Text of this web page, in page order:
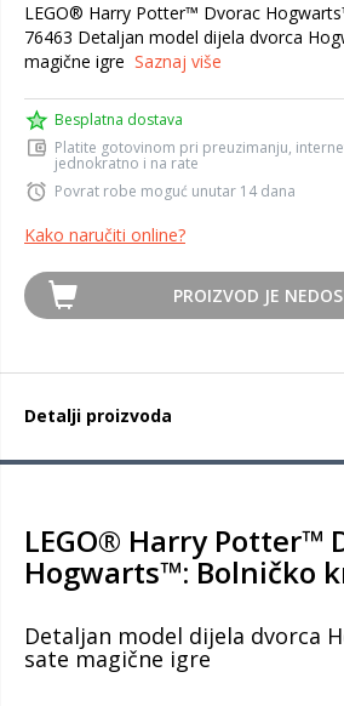
LEGO® Harry Potter™ Dvorac
76463 Detaljan model dijela dvorca
magične igre Saznaj više
Besplatna dostava
Platite gotovinom pri preuzimanju,
jednokratno i na rate
Povrat robe moguć unutar 14 dana
Kako naručiti online?
PROIZVOD JE
Detalji proizvoda
LEGO® Harry Potter™
Hogwarts™: Bolničko
Detaljan model dijela dvorca
sate magične igre